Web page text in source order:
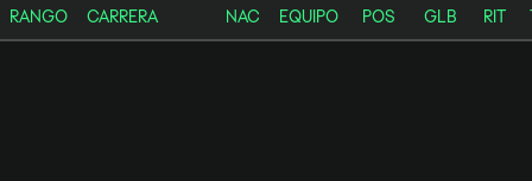
RANGO CARRERA NAC EQUIPO POS GLB RIT